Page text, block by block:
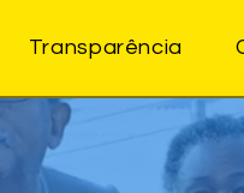
Transparência